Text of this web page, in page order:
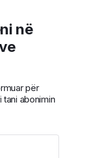
në
për
abonimin